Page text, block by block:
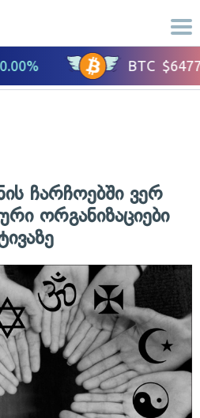
ჩარჩოებში ვერ
ორგანიზაციები